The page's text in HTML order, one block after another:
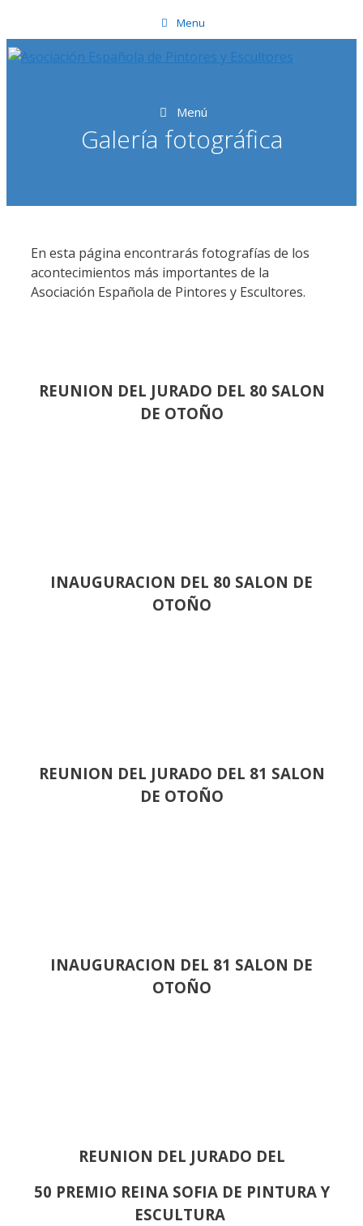
al
contenido
Menu
Menú
Galería fotográfica
En esta página encontrarás fotografías de los
acontecimientos más importantes de la
Asociación Española de Pintores y Escultores.
REUNION DEL JURADO DEL 80 SALON
DE OTOÑO
INAUGURACION DEL 80 SALON DE
OTOÑO
REUNION DEL JURADO DEL 81 SALON
DE OTOÑO
INAUGURACION DEL 81 SALON DE
OTOÑO
REUNION DEL JURADO DEL
50 PREMIO REINA SOFIA DE PINTURA Y
ESCULTURA